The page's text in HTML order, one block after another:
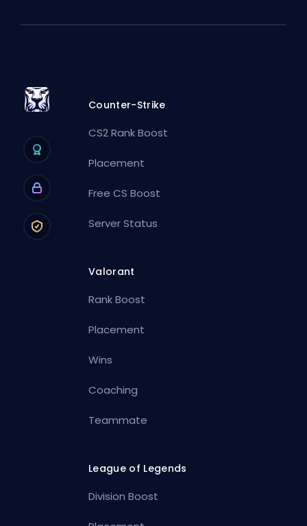
Counter-Strike
CS2 Rank Boost
Placement
Free CS Boost
Server Status
Valorant
Rank Boost
Placement
Wins
Coaching
Teammate
League of Legends
Division Boost